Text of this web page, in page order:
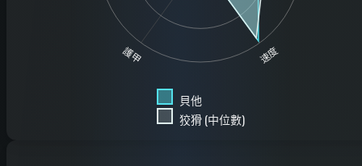
速度
護甲
貝他
狡猾 (中位數)